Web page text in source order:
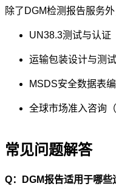
除了DGM检测报告服务外
UN38.3测试与认证
运输包装设计与测试
MSDS安全数据表编
全球市场准入咨询
常见问题解答
Q：DGM报告适用于哪些